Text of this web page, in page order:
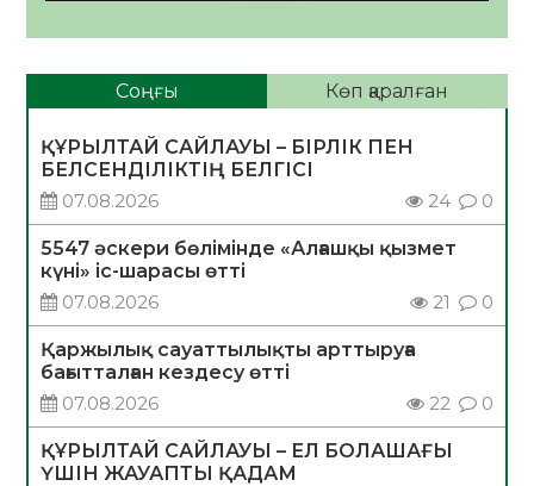
Соңғы Көп қаралған
ҚҰРЫЛТАЙ САЙЛАУЫ – БІРЛІК ПЕН
БЕЛСЕНДІЛІКТІҢ БЕЛГІСІ
07.08.2026
24 0
5547 әскери бөлімінде «Алғашқы қызмет
күні» іс-шарасы өтті
07.08.2026
21 0
Қаржылық сауаттылықты арттыруға
бағытталған кездесу өтті
07.08.2026
22 0
ҚҰРЫЛТАЙ САЙЛАУЫ – ЕЛ БОЛАШАҒЫ
ҮШІН ЖАУАПТЫ ҚАДАМ